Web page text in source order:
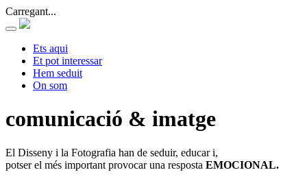
Carregant...
Ets aqui
Et pot interessar
Hem seduit
On som
comunicació & imatge
El Disseny i la Fotografia han de seduir, educar i,
potser el més important provocar una resposta EMOCIONAL.